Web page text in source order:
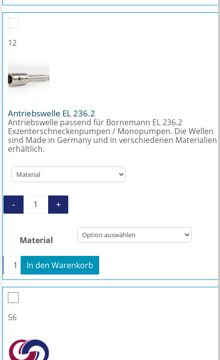
12
Antriebswelle EL 236.2
Antriebswelle passend für Bornemann EL 236.2
Exzenterschneckenpumpen / Monopumpen. Die Wellen
sind Made in Germany und in verschiedenen Materialien
erhältlich.
Antriebswelle EL 236.2 Menge
- +
Material
Antriebswelle EL 236.2 Menge
+
In den Warenkorb
56